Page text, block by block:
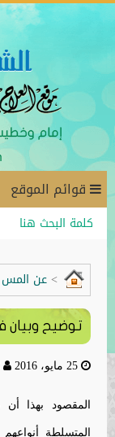
قوائم الموقع
> عن المس
توضيح وبيان
المقصود بهذا
المتسلطة